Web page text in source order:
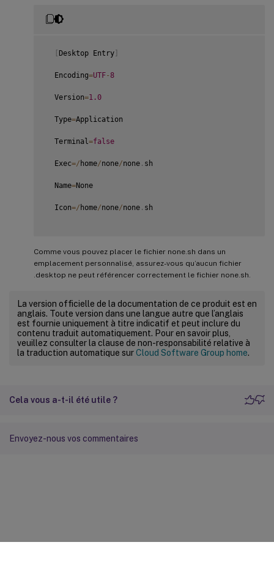
[Desktop Entry]
  Encoding
=UTF- 8
  Version
=1.0
  Type
=Application
  Terminal
=false
  Exec
=/ home/none/none . sh
  Name
=None
  Icon
=/ home/none/none . sh
Comme vous pouvez placer le fichier none.sh dans un
emplacement personnalisé, assurez-vous qu’aucun fichier
.desktop ne peut référencer correctement le fichier none.sh.
La version officielle de la documentation de ce produit est en
anglais. Toute version dans une langue autre que l’anglais
est fournie uniquement à titre indicatif et peut inclure du
contenu traduit automatiquement. Pour en savoir plus,
veuillez consulter la clause de non-responsabilité relative à
la traduction automatique surCloud Software Group home.
Cela vous a-t-il été utile ?
Envoyez-nous vos commentaires